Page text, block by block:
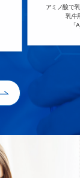
アミノ酸で
乳牛
「